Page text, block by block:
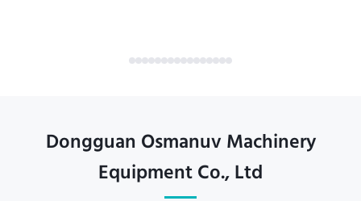
Dongguan Osmanuv Machinery
Equipment Co., Ltd